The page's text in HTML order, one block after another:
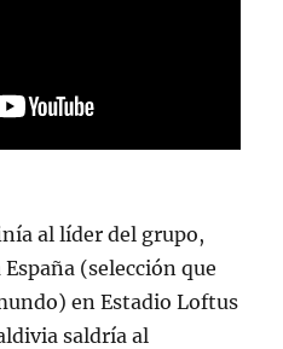
al líder del grupo,
(selección que
en Estadio Loftus
saldría al